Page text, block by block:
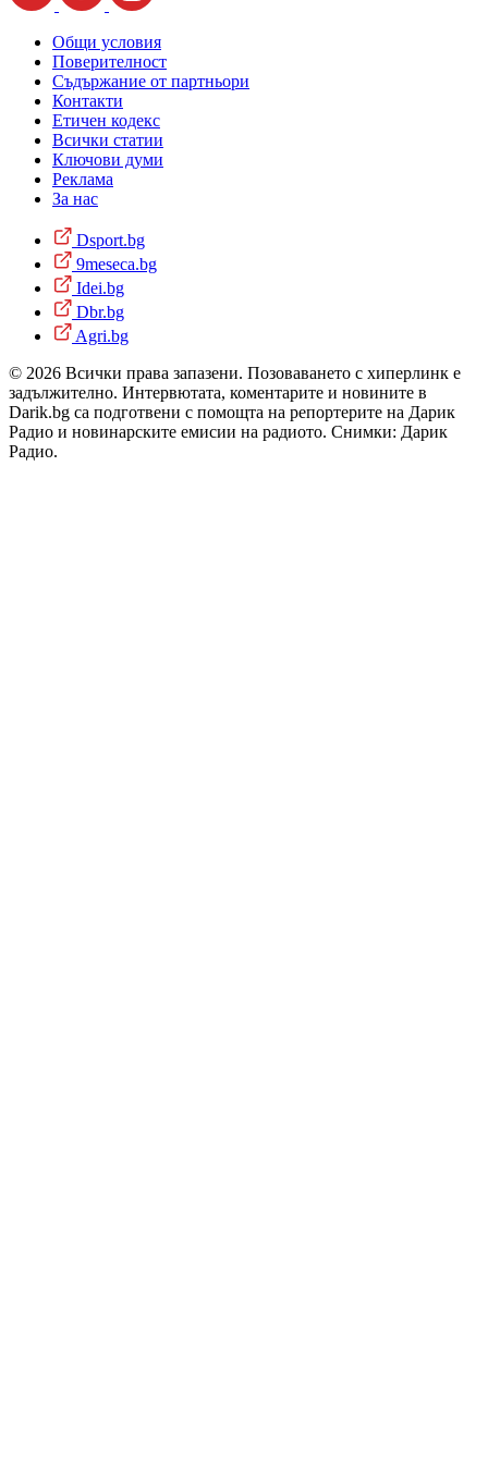
Общи условия
Поверителност
Съдържание от партньори
Контакти
Етичен кодекс
Всички статии
Ключови думи
Реклама
За нас
Dsport.bg
9meseca.bg
Idei.bg
Dbr.bg
Agri.bg
© 2026 Всички права запазени. Позоваването с хиперлинк е
задължително. Интервютата, коментарите и новините в
Darik.bg са подготвени с помощта на репортерите на Дарик
Радио и новинарските емисии на радиото. Снимки: Дарик
Радио.